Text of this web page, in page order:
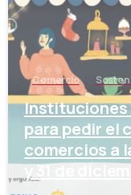
Comercio
Instituciones
para pedir el
comercios a
y 31 de